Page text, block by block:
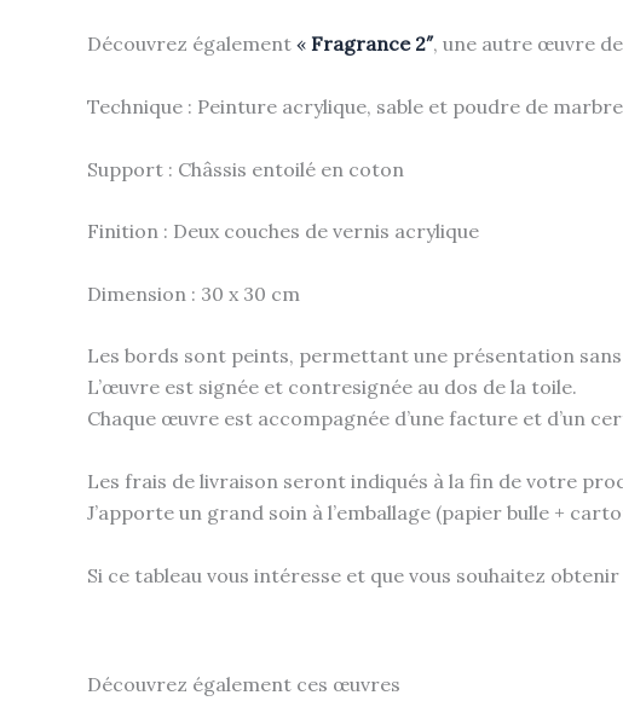
Découvrez également « Fragrance 2″, une autre œuvre
Technique : Peinture acrylique, sable et poudre de marbre
Support : Châssis entoilé en coton
Finition : Deux couches de vernis acrylique
Dimension : 30 x 30 cm
Les bords sont peints, permettant une présentation
L’œuvre est signée et contresignée au dos de la toile.
Chaque œuvre est accompagnée d’une facture et d’un
Les frais de livraison seront indiqués à la fin de votre
J’apporte un grand soin à l’emballage (papier bulle +
Si ce tableau vous intéresse et que vous souhaitez
Découvrez également ces œuvres